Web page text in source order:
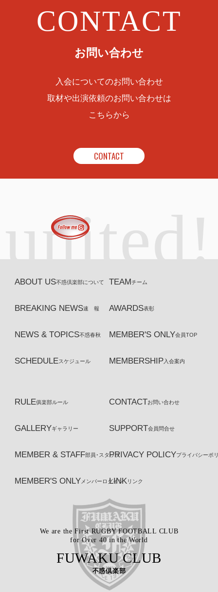
CONTACT
お問い合わせ
入会についてのお問い合わせ
取材や出演依頼のお問い合わせは
こちらから
CONTACT
united!
ABOUT US不惑倶楽部について
BREAKING NEWS速 報
NEWS & TOPICS不惑春秋
SCHEDULEスケジュール
TEAMチーム
AWARDS表彰
MEMBER'S ONLY会員TOP
MEMBERSHIP 入会案内
RULE俱楽部ルール
GALLERYギャラリー
MEMBER & STAFF部員･スタッフ
MEMBER'S ONLY メンバーログイン
CONTACTお問い合わせ
SUPPORT会員問合せ
PRIVACY POLICYプライバシーポ
LINK リンク
We are the First RUGBY FOOTBALL CLUB
for Over 40 in the World
FUWAKU CLUB
不惑倶楽部